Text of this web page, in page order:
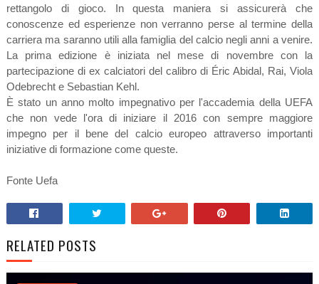
rettangolo di gioco. In questa maniera si assicurerà che
conoscenze ed esperienze non verranno perse al termine della
carriera ma saranno utili alla famiglia del calcio negli anni a venire.
La prima edizione è iniziata nel mese di novembre con la
partecipazione di ex calciatori del calibro di Éric Abidal, Rai, Viola
Odebrecht e Sebastian Kehl.
È stato un anno molto impegnativo per l'accademia della UEFA
che non vede l'ora di iniziare il 2016 con sempre maggiore
impegno per il bene del calcio europeo attraverso importanti
iniziative di formazione come queste.
Fonte Uefa
RELATED POSTS